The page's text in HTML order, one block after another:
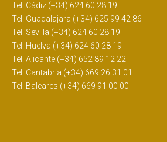
Tel. Cádiz (+34) 624 60 28 19
Tel. Guadalajara (+34) 625 99 42 86
Tel. Sevilla (+34) 624 60 28 19
Tel. Huelva (+34) 624 60 28 19
Tel. Alicante (+34) 652 89 12 22
Tel. Cantabria (+34) 669 26 31 01
Tel. Baleares (+34) 669 91 00 00